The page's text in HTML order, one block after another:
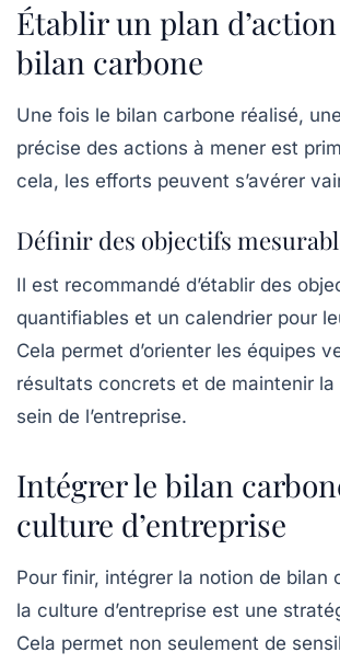
Établir un plan
bilan carbone
Une fois le bilan carbone réalisé, une
précise des actions à mener est
cela, les efforts peuvent s’avérer
Définir des objectifs
Il est recommandé d’établir des
quantifiables et un calendrier pour
Cela permet d’orienter les équipes
résultats concrets et de maintenir
sein de l’entreprise.
Intégrer le bilan
culture d’entreprise
Pour finir, intégrer la notion de bilan
la culture d’entreprise est une
Cela permet non seulement de